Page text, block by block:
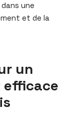
une
et de la
un